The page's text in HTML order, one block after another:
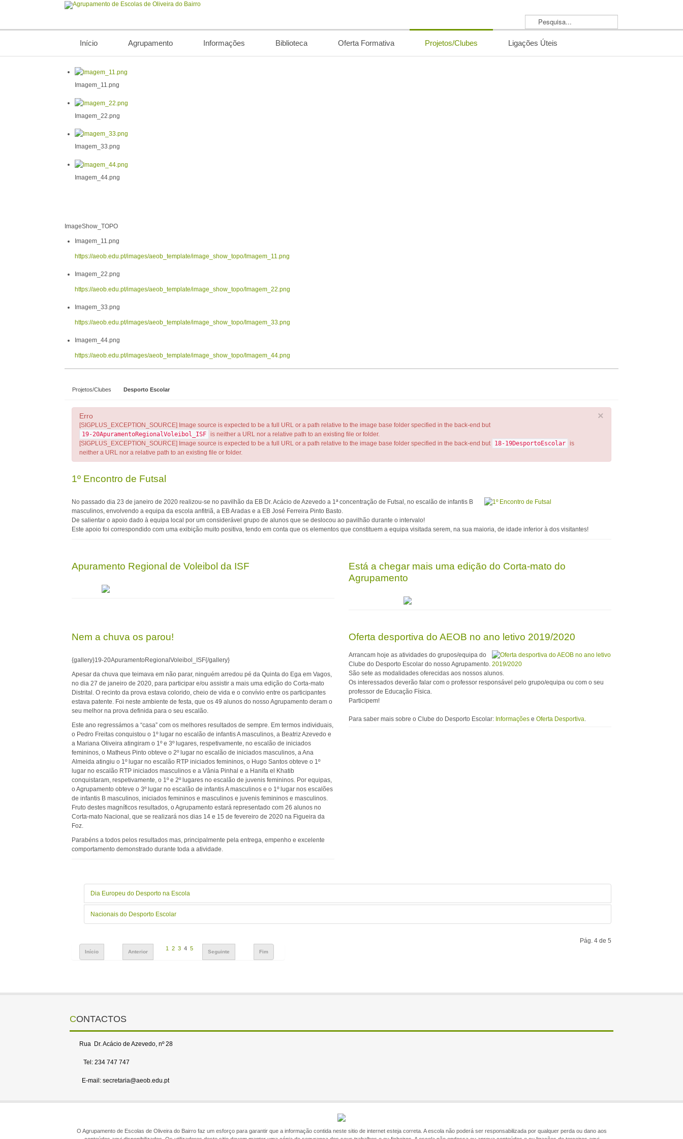
Pesquisa...
Início Agrupamento Informações Biblioteca Oferta Formativa Projetos/Clubes Ligações Úteis
Imagem_11.png
Imagem_22.png
Imagem_33.png
Imagem_44.png
ImageShow_TOPO
Imagem_11.png
https://aeob.edu.pt/images/aeob_template/image_show_topo/Imagem_11.png
Imagem_22.png
https://aeob.edu.pt/images/aeob_template/image_show_topo/Imagem_22.png
Imagem_33.png
https://aeob.edu.pt/images/aeob_template/image_show_topo/Imagem_33.png
Imagem_44.png
https://aeob.edu.pt/images/aeob_template/image_show_topo/Imagem_44.png
Projetos/Clubes Desporto Escolar
×
Erro
[SIGPLUS_EXCEPTION_SOURCE] Image source is expected to be a full URL or a path relative to the image base folder specified in the back-end but
19-20ApuramentoRegionalVoleibol_ISF is neither a URL nor a relative path to an existing file or folder.
[SIGPLUS_EXCEPTION_SOURCE] Image source is expected to be a full URL or a path relative to the image base folder specified in the back-end but 18-19DesportoEscolar is
neither a URL nor a relative path to an existing file or folder.
1º Encontro de Futsal
No passado dia 23 de janeiro de 2020 realizou-se no pavilhão da EB Dr. Acácio de Azevedo a 1ª concentração de Futsal, no escalão de infantis B
masculinos, envolvendo a equipa da escola anfitriã, a EB Aradas e a EB José Ferreira Pinto Basto.
De salientar o apoio dado à equipa local por um considerável grupo de alunos que se deslocou ao pavilhão durante o intervalo!
Este apoio foi correspondido com uma exibição muito positiva, tendo em conta que os elementos que constituem a equipa visitada serem, na sua maioria, de idade inferior à dos visitantes!
Apuramento Regional de Voleibol da ISF
Está a chegar mais uma edição do Corta-mato do
Agrupamento
Nem a chuva os parou!
{gallery}19-20ApuramentoRegionalVoleibol_ISF{/gallery}
Apesar da chuva que teimava em não parar, ninguém arredou pé da Quinta do Ega em Vagos,
no dia 27 de janeiro de 2020, para participar e/ou assistir a mais uma edição do Corta-mato
Distrital. O recinto da prova estava colorido, cheio de vida e o convívio entre os participantes
estava patente. Foi neste ambiente de festa, que os 49 alunos do nosso Agrupamento deram o
seu melhor na prova definida para o seu escalão.
Este ano regressámos a “casa” com os melhores resultados de sempre. Em termos individuais,
o Pedro Freitas conquistou o 1º lugar no escalão de infantis A masculinos, a Beatriz Azevedo e
a Mariana Oliveira atingiram o 1º e 3º lugares, respetivamente, no escalão de iniciados
femininos, o Matheus Pinto obteve o 2º lugar no escalão de iniciados masculinos, a Ana
Almeida atingiu o 1º lugar no escalão RTP iniciados femininos, o Hugo Santos obteve o 1º
lugar no escalão RTP iniciados masculinos e a Vânia Pinhal e a Hanifa el Khatib
conquistaram, respetivamente, o 1º e 2º lugares no escalão de juvenis femininos. Por equipas,
o Agrupamento obteve o 3º lugar no escalão de infantis A masculinos e o 1º lugar nos escalões
de infantis B masculinos, iniciados femininos e masculinos e juvenis femininos e masculinos.
Fruto destes magníficos resultados, o Agrupamento estará representado com 26 alunos no
Corta-mato Nacional, que se realizará nos dias 14 e 15 de fevereiro de 2020 na Figueira da
Foz.
Parabéns a todos pelos resultados mas, principalmente pela entrega, empenho e excelente
comportamento demonstrado durante toda a atividade.
Oferta desportiva do AEOB no ano letivo 2019/2020
Arrancam hoje as atividades do grupos/equipa do
Clube do Desporto Escolar do nosso Agrupamento.
São sete as modalidades oferecidas aos nossos alunos.
Os interessados deverão falar com o professor responsável pelo grupo/equipa ou com o seu
professor de Educação Física.
Participem!
Para saber mais sobre o Clube do Desporto Escolar: Informações e Oferta Desportiva.
Dia Europeu do Desporto na Escola
Nacionais do Desporto Escolar
Pág. 4 de 5
Início Anterior
1 2 3 4 5
Seguinte Fim
CONTACTOS
Rua Dr. Acácio de Azevedo, nº 28
Tel: 234 747 747
E-mail: secretaria@aeob.edu.pt
O Agrupamento de Escolas de Oliveira do Bairro faz um esforço para garantir que a informação contida neste sitio de internet esteja correta. A escola não poderá ser responsabilizada por qualquer perda ou dano aos